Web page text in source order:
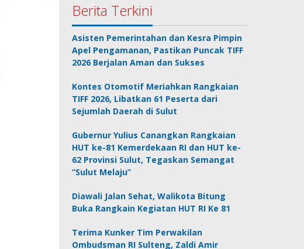
Berita Terkini
Asisten Pemerintahan dan Kesra Pimpin
Apel Pengamanan, Pastikan Puncak TIFF
2026 Berjalan Aman dan Sukses
Kontes Otomotif Meriahkan Rangkaian
TIFF 2026, Libatkan 61 Peserta dari
Sejumlah Daerah di Sulut
Gubernur Yulius Canangkan Rangkaian
HUT ke-81 Kemerdekaan RI dan HUT ke-
62 Provinsi Sulut, Tegaskan Semangat
“Sulut Melaju”
Diawali Jalan Sehat, Walikota Bitung
Buka Rangkain Kegiatan HUT RI Ke 81
Terima Kunker Tim Perwakilan
Ombudsman RI Sulteng, Zaldi Amir